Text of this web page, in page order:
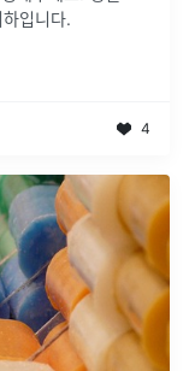
입니다.
4